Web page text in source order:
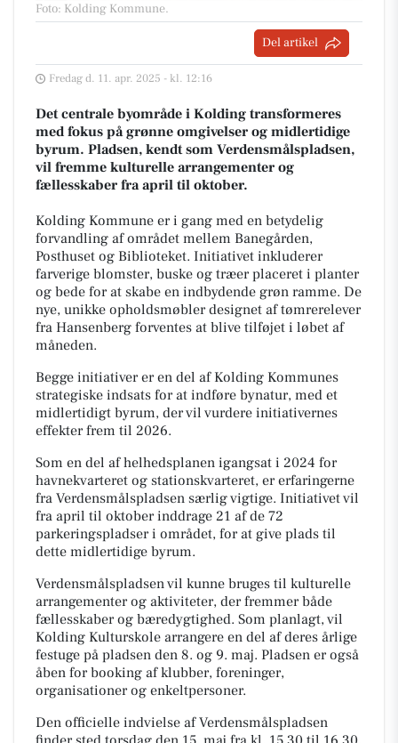
Foto: Kolding Kommune.
Del artikel
Fredag d. 11. apr. 2025 - kl. 12:16
Det centrale byområde i Kolding transformeres
med fokus på grønne omgivelser og midlertidige
byrum. Pladsen, kendt som Verdensmålspladsen,
vil fremme kulturelle arrangementer og
fællesskaber fra april til oktober.
Kolding Kommune er i gang med en betydelig
forvandling af området mellem Banegården,
Posthuset og Biblioteket. Initiativet inkluderer
farverige blomster, buske og træer placeret i planter
og bede for at skabe en indbydende grøn ramme. De
nye, unikke opholdsmøbler designet af tømrerelever
fra Hansenberg forventes at blive tilføjet i løbet af
måneden.
Begge initiativer er en del af Kolding Kommunes
strategiske indsats for at indføre bynatur, med et
midlertidigt byrum, der vil vurdere initiativernes
effekter frem til 2026.
Som en del af helhedsplanen igangsat i 2024 for
havnekvarteret og stationskvarteret, er erfaringerne
fra Verdensmålspladsen særlig vigtige. Initiativet vil
fra april til oktober inddrage 21 af de 72
parkeringspladser i området, for at give plads til
dette midlertidige byrum.
Verdensmålspladsen vil kunne bruges til kulturelle
arrangementer og aktiviteter, der fremmer både
fællesskaber og bæredygtighed. Som planlagt, vil
Kolding Kulturskole arrangere en del af deres årlige
festuge på pladsen den 8. og 9. maj. Pladsen er også
åben for booking af klubber, foreninger,
organisationer og enkeltpersoner.
Den officielle indvielse af Verdensmålspladsen